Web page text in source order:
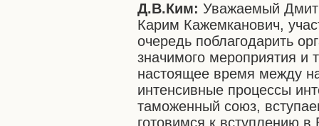
Д.В.Ким: Уважаемый
Карим Кажемканович,
очередь поблагодарить
значимого мероприятия
настоящее время между
интенсивные процессы
таможенный союз,
готовимся к вступлению